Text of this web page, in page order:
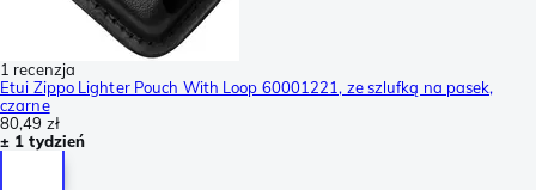
1 recenzja
Etui Zippo Lighter Pouch With Loop 60001221, ze szlufką na pasek,
czarne
80,49 zł
± 1 tydzień